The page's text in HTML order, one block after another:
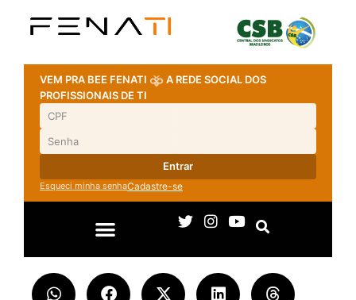
VEM PRA BEE FENATI
A REDE SOCIAL DOS
PROFISSIONAIS DE TI
Entrar
Esqueci minha senhaCadastre-se